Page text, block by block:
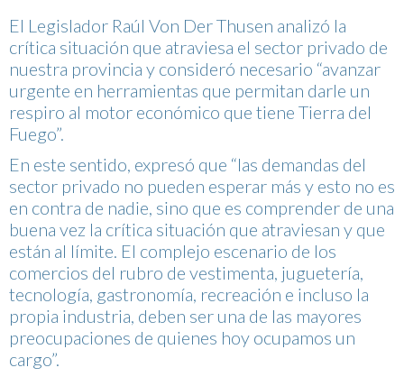
El Legislador Raúl Von Der Thusen analizó la
crítica situación que atraviesa el sector privado de
nuestra provincia y consideró necesario “avanzar
urgente en herramientas que permitan darle un
respiro al motor económico que tiene Tierra del
Fuego”.
En este sentido, expresó que “las demandas del
sector privado no pueden esperar más y esto no es
en contra de nadie, sino que es comprender de una
buena vez la crítica situación que atraviesan y que
están al límite. El complejo escenario de los
comercios del rubro de vestimenta, juguetería,
tecnología, gastronomía, recreación e incluso la
propia industria, deben ser una de las mayores
preocupaciones de quienes hoy ocupamos un
cargo”.